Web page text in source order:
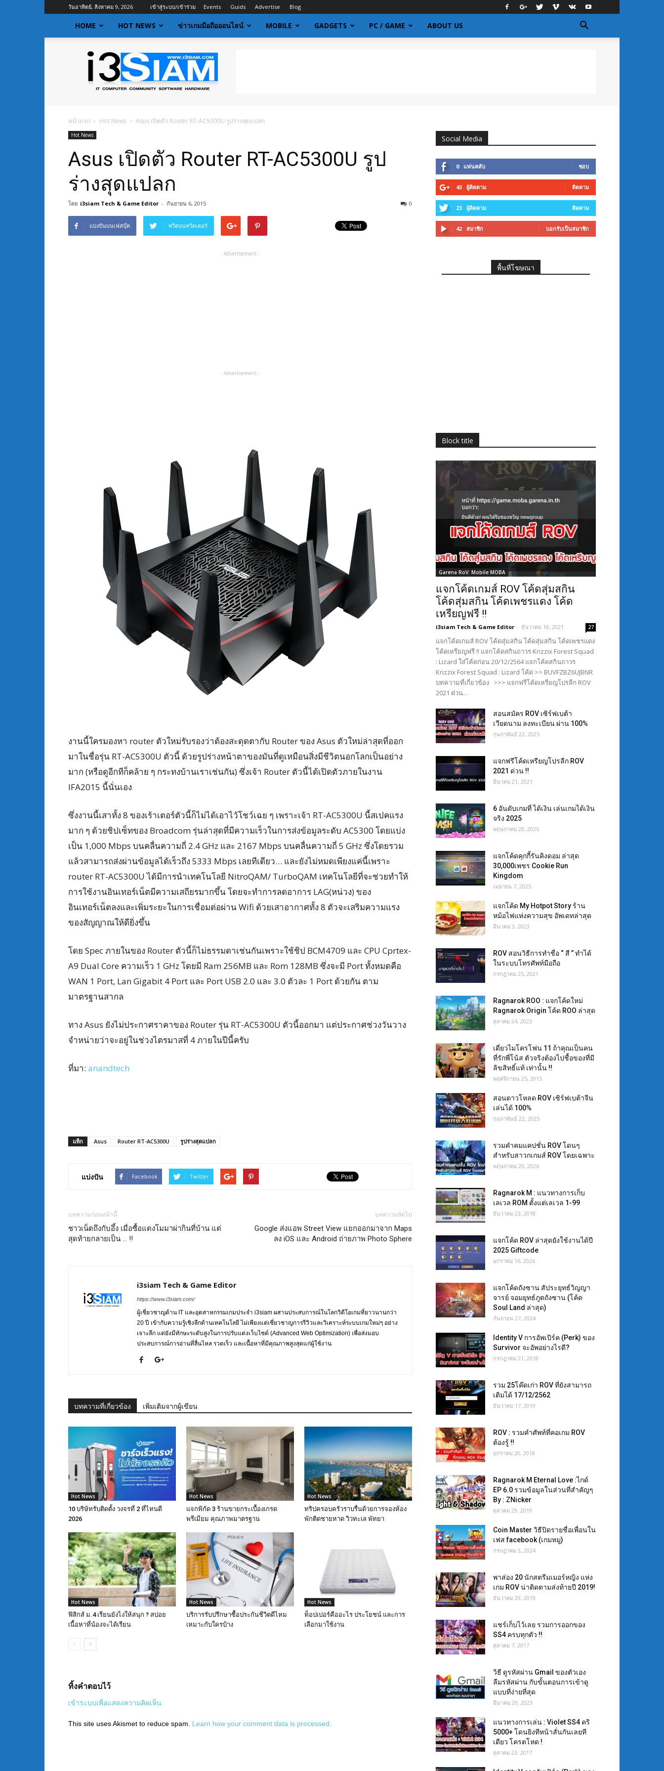
วันอาทิตย์, สิงหาคม 9, 2026 เข้าสู่ระบบ/เข้าร่วม Events Guids Advertise Blog
HOME HOT NEWS ข่าวเกมมือถือออนไลน์ MOBILE GADGETS PC / GAME ABOUT US
I3siam
ข่าว
ไอที
ข่าวสาร
กับ
เทคโนโลยี
หน้าแรก Hot News Asus เปิดตัว Router RT-AC5300U รูปร่างสุดแปลก
Hot News
Asus เปิดตัว Router RT-AC5300U รูป
ร่างสุดแปลก
โดย i3siam Tech & Game Editor - กันยายน 6, 2015 0
แบ่งปันบนเฟสบุ๊ค ทวีตบนทวิตเตอร์
- Advertisement -
- Advertisement -
งานนี้ใครมองหา router ตัวใหม่รับรองว่าต้องสะดุดตากับ Router ของ Asus ตัวใหม่ล่าสุดที่ออก
มาในชื่อรุ่น RT-AC5300U ตัวนี้ ด้วยรูปร่างหน้าตาของมันที่ดูเหมือนสิ่งมีชีวิตนอกโลกเป็นอย่าง
มาก (หรือดูอีกทีก็คล้าย ๆ กระทงบ้านเราเช่นกัน) ซึ่งเจ้า Router ตัวนี้ได้เปิดตัวภายในงาน
IFA2015 นี้นั่นเอง
ซึ่งงานนี้เสาทั้ง 8 ของเร้าเตอร์ตัวนี้ก็ไม่ได้เอาไว้โชว์เฉย ๆ เพราะเจ้า RT-AC5300U นี้สเปคแรง
มาก ๆ ด้วยชิปเซ็ทของ Broadcom รุ่นล่าสุดที่มีความเร็วในการส่งข้อมูลระดับ AC5300 โดยแบ่ง
เป็น 1,000 Mbps บนคลื่นความถี่ 2.4 GHz และ 2167 Mbps บนคลื่นความถี่ 5 GHz ซึ่งโดยรวม
แล้วสามารถส่งผ่านข้อมูลได้เร็วถึง 5333 Mbps เลยทีเดียว… และยังไม่หมดเพียงแค่นี้เพราะ
router RT-AC5300U ได้มีการนำเทคโนโลยี NitroQAM/ TurboQAM เทคโนโลยีที่จะช่วยทำให้
การใช้งานอินเทอร์เน็ตมีความเสถียรมากขึ้น โดยจะทำการลดอาการ LAG(หน่วง) ของ
อินเทอร์เน็ตลงและเพิ่มระยะในการเชื่อมต่อผ่าน Wifi ด้วยเสาอากาศทั้ง 8 ตัวจะเสริมความแรง
ของสัญญาณให้ดียิ่งขึ้น
โดย Spec ภายในของ Router ตัวนี้ก็ไม่ธรรมดาเช่นกันเพราะใช้ชิป BCM4709 และ CPU Cprtex-
A9 Dual Core ความเร็ว 1 GHz โดยมี Ram 256MB และ Rom 128MB ซึ่งจะมี Port ทั้งหมดคือ
WAN 1 Port, Lan Gigabit 4 Port และ Port USB 2.0 และ 3.0 ตัวละ 1 Port ด้วยกัน ตาม
มาตรฐานสากล
ทาง Asus ยังไม่ประกาศราคาของ Router รุ่น RT-AC5300U ตัวนี้ออกมา แต่ประกาศช่วงวันวาง
จำหน่ายว่าจะอยู่ในช่วงไตรมาสที่ 4 ภายในปีนี้ครับ
ที่มา: anandtech
แท็ก Asus Router RT-AC5300U รูปร่างสุดแปลก
แบ่งปัน Facebook Twitter
บทความก่อนหน้านี้
ชาวเน็ตถึงกับอึ้ง เมื่อซื้อแตงโมมาผ่ากินที่บ้าน แต่
สุดท้ายกลายเป็น … !!
บทความถัดไป
Google ส่งแอพ Street View แยกออกมาจาก Maps
ลง iOS และ Android ถ่ายภาพ Photo Sphere
i3siam Tech & Game Editor
https://www.i3siam.com/
ผู้เชี่ยวชาญด้าน IT และอุตสาหกรรมเกมประจำ i3siam ผสานประสบการณ์ในโลกวิดีโอเกมที่ยาวนานกว่า
20 ปี เข้ากับความรู้เชิงลึกด้านเทคโนโลยี ไม่เพียงแต่เชี่ยวชาญการรีวิวและวิเคราะห์ระบบเกมใหม่ๆ อย่าง
เจาะลึก แต่ยังมีทักษะระดับสูงในการปรับแต่งเว็บไซต์ (Advanced Web Optimization) เพื่อส่งมอบ
ประสบการณ์การอ่านที่ลื่นไหล รวดเร็ว และเนื้อหาที่มีคุณภาพสูงสุดแก่ผู้ใช้งาน
บทความที่เกี่ยวข้อง เพิ่มเติมจากผู้เขียน
Hot News
10 บริษัทรับติดตั้ง วงจรที่ 2 ที่ไหนดี
2026
Hot News
แจกพิกัด 3 ร้านขายกระเบื้องเกรด
พรีเมียม คุณภาพมาตรฐาน
Hot News
ทริปครอบครัวราบรื่นด้วยการจองห้อง
พักติดชายหาด วิวทะเล พัทยา
Hot News
ฟิสิกส์ ม.4 เรียนยังไงให้สนุก ? สปอย
เนื้อหาที่น้องจะได้เรียน
Hot News
บริการรับปรึกษาซื้อประกันชีวิตดีไหม
เหมาะกับใครบ้าง
Hot News
ท็อปเปอร์คืออะไร ประโยชน์ และการ
เลือกมาใช้งาน
ทิ้งคำตอบไว้
เข้าระบบเพื่อแสดงความคิดเห็น
This site uses Akismet to reduce spam. Learn how your comment data is processed.
Social Media
0 แฟนคลับ ชอบ
43 ผู้ติดตาม ติดตาม
23 ผู้ติดตาม ติดตาม
42 สมาชิก บอกรับเป็นสมาชิก
พื้นที่โฆษณา
Block title
Garena RoV: Mobile MOBA
แจกโค้ดเกมส์ ROV โค้ดสุ่มสกิน
โค้ดสุ่มสกิน โค้ดเพชรแดง โค้ด
เหรียญฟรี !!
i3siam Tech & Game Editor - ธันวาคม 18, 2021 27
แจกโค้ดเกมส์ ROV โค้ดสุ่มสกิน โค้ดสุ่มสกิน โค้ดเพชรแดง
โค้ดเหรียญฟรี !! แจกโค้ดสกินถาวร Krizzix Forest Squad
: Lizard ใส่โค้ดก่อน 20/12/2564 แจกโค้ดสกินถาวร
Krizzix Forest Squad : Lizard โค้ด >> BUVFZBZ6UJBNR
บทความที่เกี่ยวข้อง >>> แจกฟรีโค้ดเหรียญโปรลีก ROV
2021 ด่วน...
สอนสมัคร ROV เซิร์ฟเบต้า
เวียดนาม ลงทะเบียน ผ่าน 100%
กุมภาพันธ์ 22, 2025
แจกฟรีโค้ดเหรียญโปรลีก ROV
2021 ด่วน !!
มีนาคม 21, 2021
6 อันดับเกมที่ ได้เงิน เล่นเกมได้เงิน
จริง 2025
พฤษภาคม 28, 2025
แจกโค้ดคุกกี้รันคิงดอม ล่าสุด
30,000เพชร Cookie Run
Kingdom
เมษายน 7, 2025
แจกโค้ด My Hotpot Story ร้าน
หม้อไฟแห่งความสุข อัพเดทล่าสุด
มีนาคม 3, 2023
ROV สอนวิธีการทำชื่อ “ สี ” ทำได้
ในระบบโทรศัพท์มือถือ
กรกฎาคม 25, 2021
Ragnarok ROO : แจกโค้ดใหม่
Ragnarok Origin โค้ด ROO ล่าสุด
ตุลาคม 24, 2023
เดี่ยวไมโครโฟน 11 ถ้าคุณเป็นคน
ที่รักพี่โน้ส ตัวจริงต้องไปชื้อของที่มี
ลิขสิทธิ์แท้ เท่านั้น !!
พฤศจิกายน 25, 2015
สอนดาวโหลด ROV เซิร์ฟเบต้าจีน
เล่นได้ 100%
กุมภาพันธ์ 22, 2025
รวมคำคมแคปชั่น ROV โดนๆ
สำหรับสาวกเกมส์ ROV โดยเฉพาะ
พฤษภาคม 29, 2026
Ragnarok M : แนวทางการเก็บ
เลเวล ROM ตั้งแต่เลเวล 1-99
ธันวาคม 23, 2018
แจกโค้ด ROV ล่าสุดยังใช้งานได้ปี
2025 Giftcode
มกราคม 16, 2026
แจกโค้ดถังซาน สัประยุทธ์วิญญา
จารย์ จอมยุทธ์ภูตถังซาน (โค้ด
Soul Land ล่าสุด)
กันยายน 27, 2024
Identity V การอัพเปิร์ค (Perk) ของ
Survivor จะอัพอย่างไรดี?
กรกฎาคม 21, 2018
รวม 25โค๊ดเก่า ROV ที่ยังสามารถ
เติมได้ 17/12/2562
ธันวาคม 17, 2019
ROV : รวมคำศัพท์ที่คอเกม ROV
ต้องรู้ !!
มกราคม 20, 2018
Ragnarok M Eternal Love :ไกด์
EP 6.0 รวมข้อมูลในส่วนที่สำคัญๆ
By : ZNicker
ตุลาคม 29, 2019
Coin Master วิธีปิดรายชื่อเพื่อนใน
เฟส facebook (เกมหมู)
กรกฎาคม 3, 2024
พาส่อง 20 นักสตรีมเมอร์หญิง แห่ง
เกม ROV น่าติดตามส่งท้ายปี 2019!
ธันวาคม 29, 2019
แชร์เก็บไว้เลย รวมการออกของ
SS4 ครบทุกตัว !!
ตุลาคม 7, 2017
วิธี ดูรหัสผ่าน Gmail ของตัวเอง
ลืมรหัสผ่าน กับขั้นตอนการเข้าดู
แบบที่ง่ายที่สุด
มีนาคม 29, 2023
แนวทางการเล่น : Violet SS4 คริ
5000+ โดนยิงทีหน้าสั่นกันเลยที
เดียว โครตโหด !
ตุลาคม 23, 2017